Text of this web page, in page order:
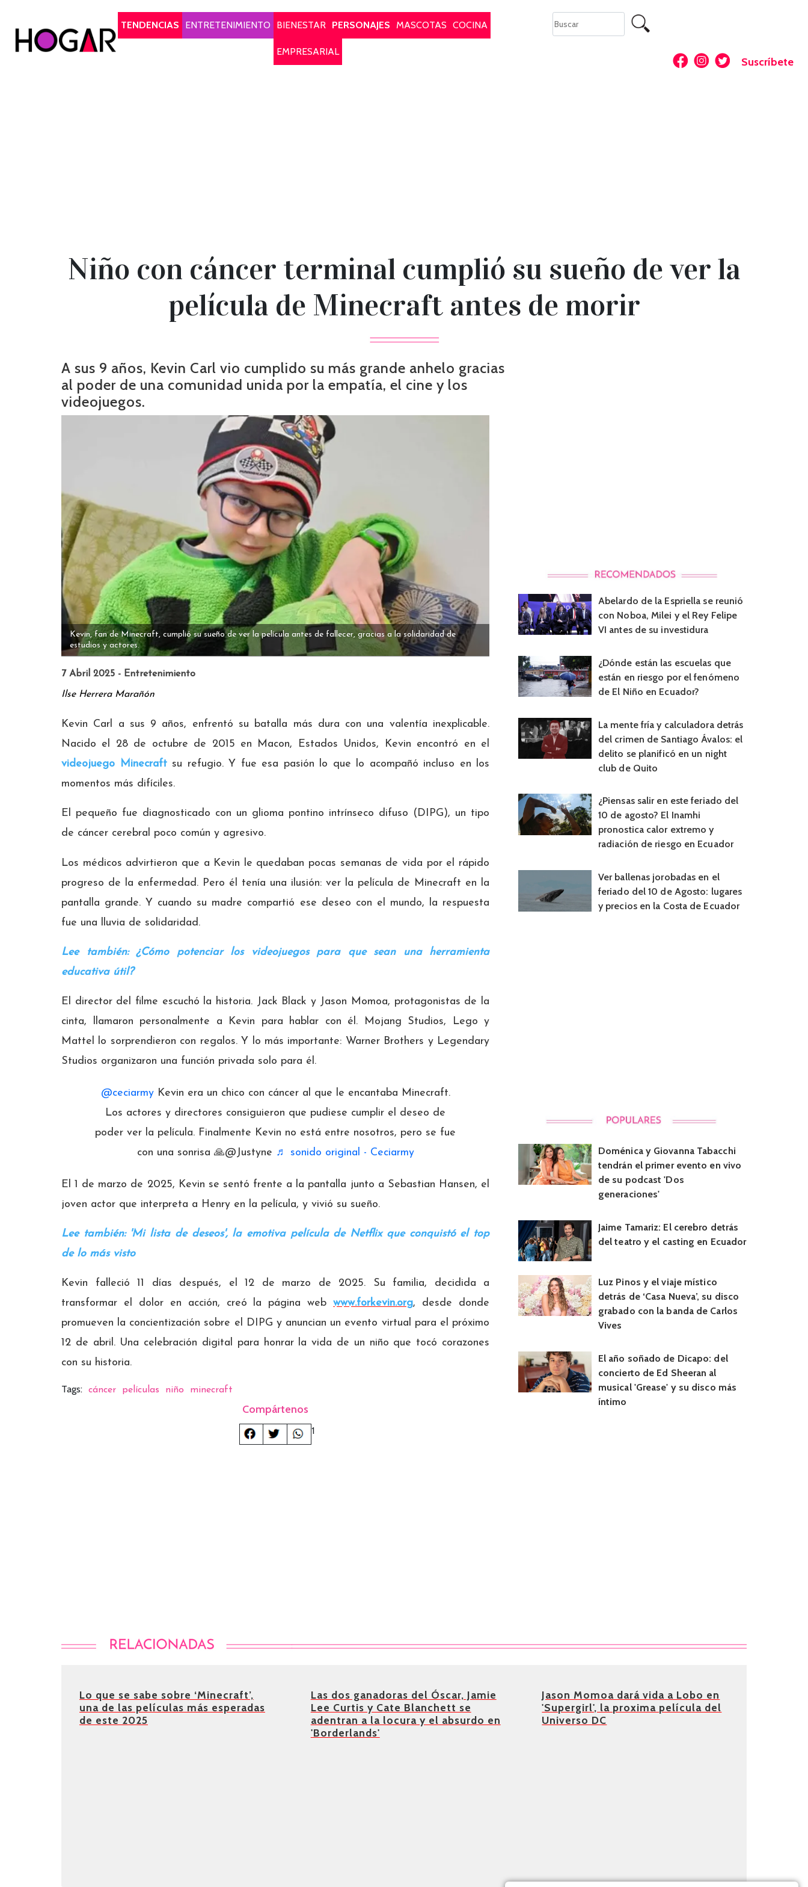
TENDENCIAS
ENTRETENIMIENTO BIENESTAR PERSONAJES MASCOTAS COCINA
EMPRESARIAL
Suscríbete
Niño con cáncer terminal cumplió su sueño de ver la
película de Minecraft antes de morir
A sus 9 años, Kevin Carl vio cumplido su más grande anhelo gracias
al poder de una comunidad unida por la empatía, el cine y los
videojuegos.
Kevin, fan de Minecraft, cumplió su sueño de ver la película antes de fallecer, gracias a la solidaridad de
estudios y actores.
7 Abril 2025 - Entretenimiento
Ilse Herrera Marañón
Kevin Carl a sus 9 años, enfrentó su batalla más dura con una valentía inexplicable.
Nacido el 28 de octubre de 2015 en Macon, Estados Unidos, Kevin encontró en el
videojuego Minecraftsu refugio. Y fue esa pasión lo que lo acompañó incluso en los
momentos más difíciles.
El pequeño fue diagnosticado con un glioma pontino intrínseco difuso (DIPG), un tipo
de cáncer cerebral poco común y agresivo.
Los médicos advirtieron que a Kevin le quedaban pocas semanas de vida por el rápido
progreso de la enfermedad. Pero él tenía una ilusión: ver la película de Minecraft en la
pantalla grande. Y cuando su madre compartió ese deseo con el mundo, la respuesta
fue una lluvia de solidaridad.
Lee también: ¿Cómo potenciar los videojuegos para que sean una herramienta
educativa útil?
El director del filme escuchó la historia. Jack Black y Jason Momoa, protagonistas de la
cinta, llamaron personalmente a Kevin para hablar con él. Mojang Studios, Lego y
Mattel lo sorprendieron con regalos. Y lo más importante: Warner Brothers y Legendary
Studios organizaron una función privada solo para él.
@ceciarmyKevin era un chico con cáncer al que le encantaba Minecraft.
Los actores y directores consiguieron que pudiese cumplir el deseo de
poder ver la película. Finalmente Kevin no está entre nosotros, pero se fue
con una sonrisa 🙏@Justyne ♬ sonido original - Ceciarmy
El 1 de marzo de 2025, Kevin se sentó frente a la pantalla junto a Sebastian Hansen, el
joven actor que interpreta a Henry en la película, y vivió su sueño.
Lee también: 'Mi lista de deseos', la emotiva película de Netflix que conquistó el top
de lo más visto
Kevin falleció 11 días después, el 12 de marzo de 2025. Su familia, decidida a
transformar el dolor en acción, creó la página web www.forkevin.org, desde donde
promueven la concientización sobre el DIPG y anuncian un evento virtual para el próximo
12 de abril. Una celebración digital para honrar la vida de un niño que tocó corazones
con su historia.
Tags: cáncer películas niño minecraft
Compártenos
1
Abelardo de la Espriella se reunió
con Noboa, Milei y el Rey Felipe
VI antes de su investidura
¿Dónde están las escuelas que
están en riesgo por el fenómeno
de El Niño en Ecuador?
La mente fría y calculadora detrás
del crimen de Santiago Ávalos: el
delito se planificó en un night
club de Quito
¿Piensas salir en este feriado del
10 de agosto? El Inamhi
pronostica calor extremo y
radiación de riesgo en Ecuador
Ver ballenas jorobadas en el
feriado del 10 de Agosto: lugares
y precios en la Costa de Ecuador
Doménica y Giovanna Tabacchi
tendrán el primer evento en vivo
de su podcast 'Dos
generaciones'
Jaime Tamariz: El cerebro detrás
del teatro y el casting en Ecuador
Luz Pinos y el viaje místico
detrás de ‘Casa Nueva’, su disco
grabado con la banda de Carlos
Vives
El año soñado de Dicapo: del
concierto de Ed Sheeran al
musical 'Grease' y su disco más
íntimo
Lo que se sabe sobre ‘Minecraft’,
una de las películas más esperadas
de este 2025
Las dos ganadoras del Óscar, Jamie
Lee Curtis y Cate Blanchett se
adentran a la locura y el absurdo en
'Borderlands'
Jason Momoa dará vida a Lobo en
'Supergirl', la proxima película del
Universo DC